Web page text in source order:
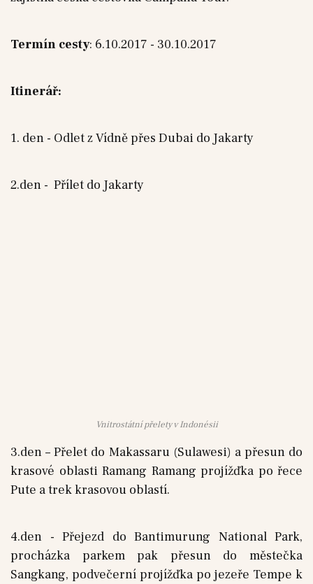
Termín cesty: 6.10.2017 - 30.10.2017
Itinerář:
1. den - Odlet z Vídně přes Dubai do Jakarty
2.den - Přílet do Jakarty
Vnitrostátní přelety v Indonésii
3.den – Přelet do Makassaru (Sulawesi) a přesun do
krasové oblasti Ramang Ramang projížďka po řece
Pute a trek krasovou oblastí.
4.den - Přejezd do Bantimurung National Park,
procházka parkem pak přesun do městečka
Sangkang, podvečerní projížďka po jezeře Tempe k